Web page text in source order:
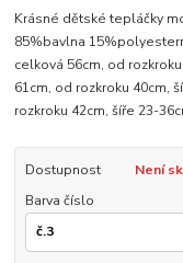
Krásné dětské tepláčky
85%bavlna
celková 56cm, od
61cm, od rozkroku 40cm,
rozkroku 42cm, šíře 23-
Dostupnost
Není
Barva číslo